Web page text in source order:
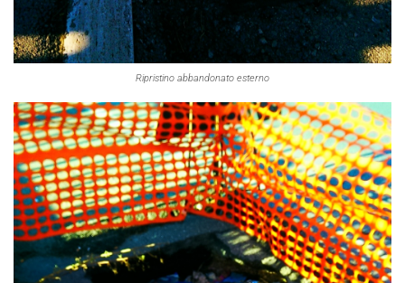
Ripristino abbandonato esterno